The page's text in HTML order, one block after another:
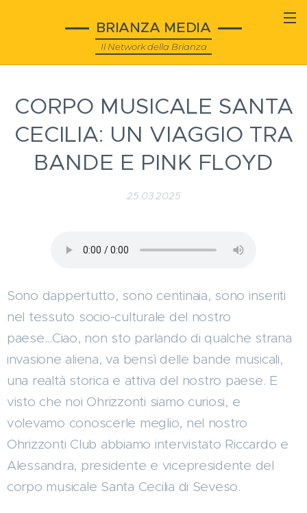
BRIANZA MEDIA
Il Network della Brianza
CORPO MUSICALE SANTA
CECILIA: UN VIAGGIO TRA
BANDE E PINK FLOYD
25.03.2025
Sono dappertutto, sono centinaia, sono inseriti
nel tessuto socio-culturale del nostro
paese...Ciao, non sto parlando di qualche strana
invasione aliena, va bensì delle bande musicali,
una realtà storica e attiva del nostro paese. E
visto che noi Ohrizzonti siamo curiosi, e
volevamo conoscerle meglio, nel nostro
Ohrizzonti Club abbiamo intervistato Riccardo e
Alessandra, presidente e vicepresidente del
corpo musicale Santa Cecilia di Seveso.